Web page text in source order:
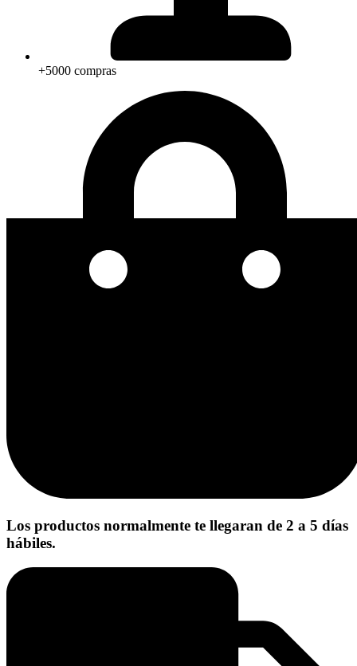
+5000 compras
Los productos normalmente te llegaran de 2 a 5 días
hábiles.